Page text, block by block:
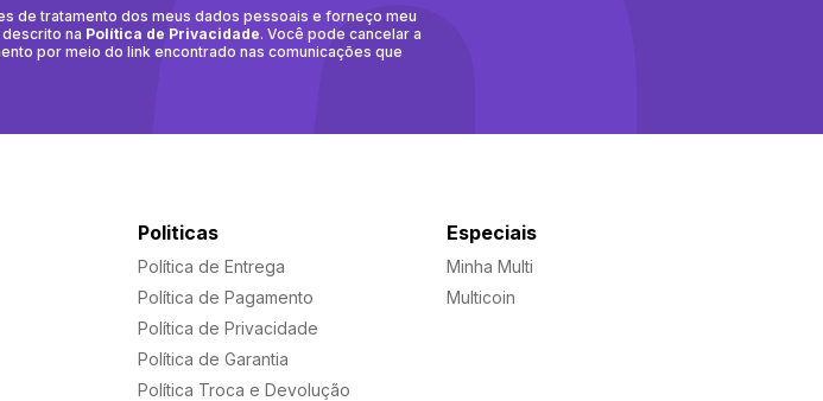
de tratamento dos meus dados pessoais e forneço meu
na Política de Privacidade. Você pode cancelar a
por meio do link encontrado nas comunicações que
Politicas
Política de Entrega
Política de Pagamento
Política de Privacidade
Política de Garantia
Política Troca e Devolução
Especiais
Minha Multi
Multicoin